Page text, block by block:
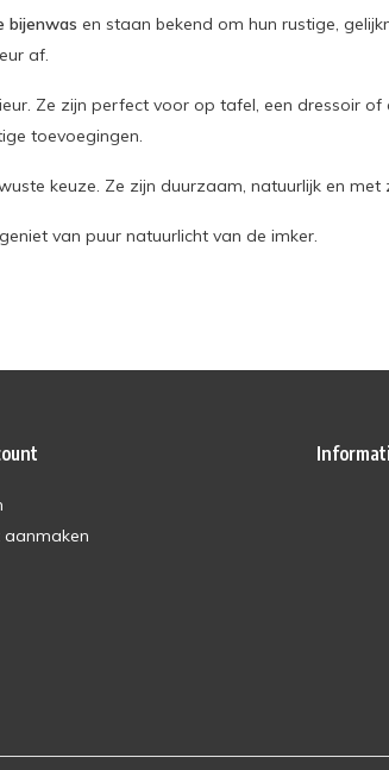
bijenwas en staan bekend om hun rustige,
af.
Ze zijn perfect voor op tafel, een dressoir
toevoegingen.
keuze. Ze zijn duurzaam, natuurlijk en
van puur natuurlicht van de imker.
aanmaken